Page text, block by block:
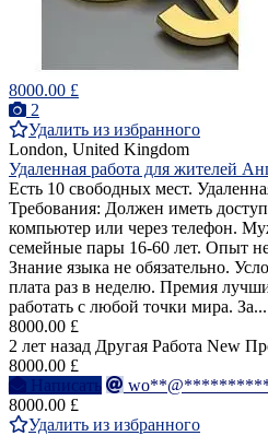
8000.00 £
2
Удалить из избранного
London, United Kingdom
Удаленная работа для жителей
Есть 10 свободных мест.
Требования: Должен иметь
компьютер или через телефон.
семейные пары 16-60 лет. Опыт
Знание языка не обязательно.
плата раз в неделю. Премия
работать с любой точки мира. За...
8000.00 £
2 лет назад Другая Работа New
8000.00 £
Написать
8000.00 £
Удалить из избранного